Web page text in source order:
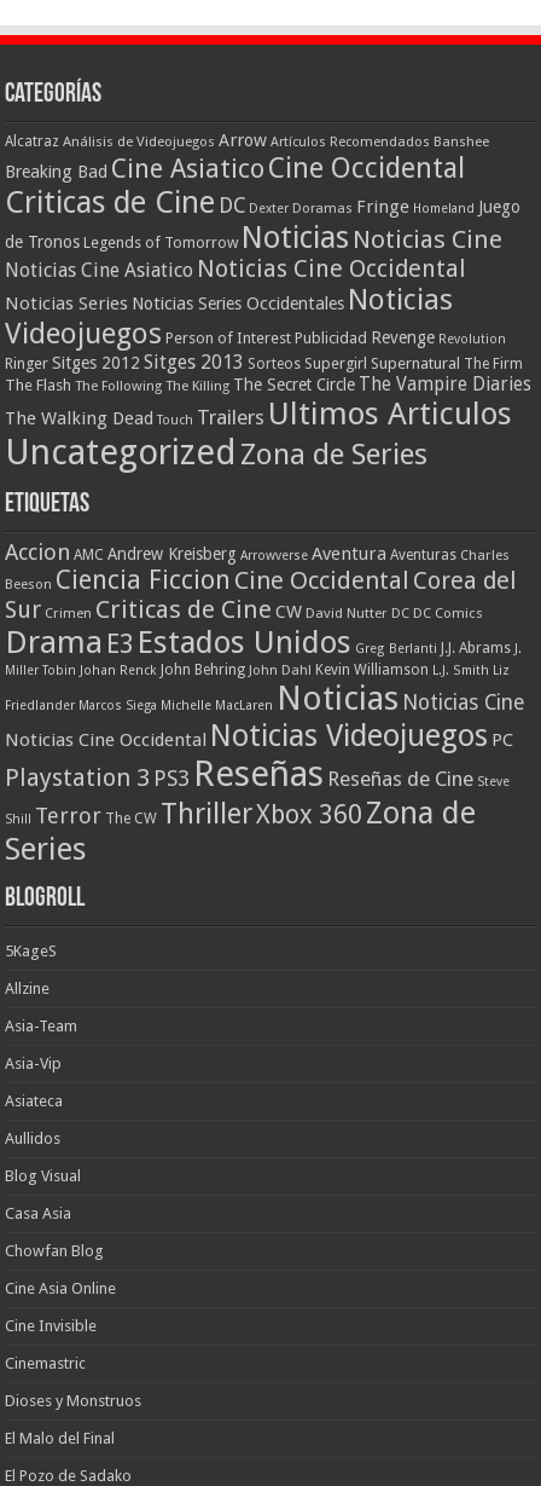
Categorías
Alcatraz Análisis de Videojuegos Arrow Artículos Recomendados Banshee
Breaking Bad Cine AsiaticoCine Occidental
Criticas de Cine DC Dexter Doramas Fringe Homeland Juego
de Tronos Legends of Tomorrow Noticias Noticias Cine
Noticias Cine Asiatico Noticias Cine Occidental
Noticias Series Noticias Series Occidentales Noticias
Videojuegos Person of Interest Publicidad Revenge Revolution
Ringer Sitges 2012 Sitges 2013 Sorteos Supergirl Supernatural The Firm
The Flash The Following The Killing The Secret Circle The Vampire Diaries
The Walking Dead Touch Trailers Ultimos Articulos
Uncategorized Zona de Series
Etiquetas
Accion AMC Andrew Kreisberg Arrowverse Aventura Aventuras Charles
Beeson Ciencia Ficcion Cine Occidental Corea del
Sur Crimen Criticas de Cine CW David Nutter DC DC Comics
Drama E3 Estados Unidos Greg Berlanti J.J. Abrams J.
Miller Tobin Johan Renck John Behring John Dahl Kevin Williamson L.J. Smith Liz
Friedlander Marcos Siega Michelle MacLaren Noticias Noticias Cine
Noticias Cine Occidental Noticias Videojuegos PC
Playstation 3 PS3 Reseñas Reseñas de Cine Steve
Shill Terror The CW ThrillerXbox 360 Zona de
Series
Blogroll
5KageS
Allzine
Asia-Team
Asia-Vip
Asiateca
Aullidos
Blog Visual
Casa Asia
Chowfan Blog
Cine Asia Online
Cine Invisible
Cinemastric
Dioses y Monstruos
El Malo del Final
El Pozo de Sadako